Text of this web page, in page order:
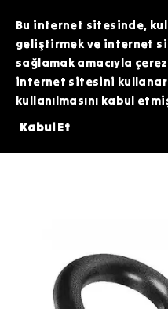
HATTIMIZDAN BİZİMLE İLETİŞİME
SUNMAK
Bu internet sitesinde,
geliştirmek ve internet
sağlamak amacıyla
internet sitesini
kullanılmasını kabul
Kabul Et
ÜZERİNDE 200 TL